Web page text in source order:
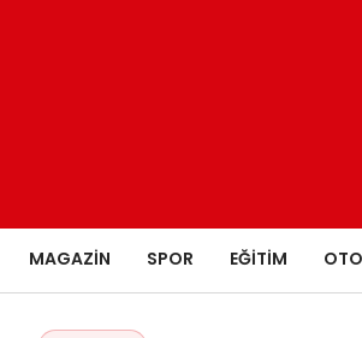
MAGAZIN SPOR EĞITIM